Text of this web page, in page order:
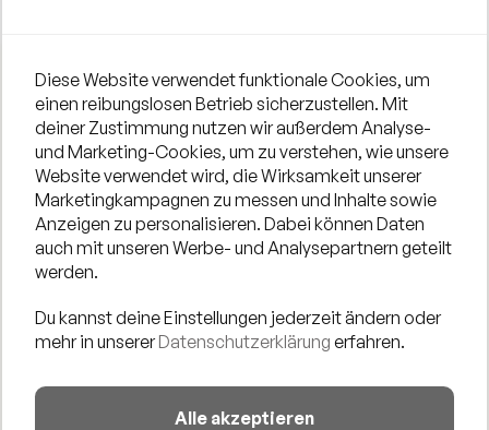
Der amerikanische Soul-SängerPEYTONhat mit seiner
powervollen Stimme die House-Music-Szene der
letzten Jahre entscheidend mitgeprägt. Seine Stimme
ist einzigartig. Smooth as silk (samt wie Seide) und
kraftvoll zugleich. Mehr Soul in einer Stimme geht
eigentlich nicht. Peyton hat seine musikalischen
Sohn eines pentekostalischen Predigers in der Kirche
Einfluss seine weltumspannende Karriere begann. Viele
seiner Songs sind echte Klassiker mit Hymnenstatus
Diese Website verwendet funktionale Cookies, um
einen reibungslosen Betrieb sicherzustellen. Mit
deiner Zustimmung nutzen wir außerdem Analyse-
und Marketing-Cookies, um zu verstehen, wie unsere
Website verwendet wird, die Wirksamkeit unserer
Marketingkampagnen zu messen und Inhalte sowie
Anzeigen zu personalisieren. Dabei können Daten
auch mit unseren Werbe- und Analysepartnern geteilt
werden.
Du kannst deine Einstellungen jederzeit ändern oder
mehr in unsererDatenschutzerklärung erfahren.
Alle akzeptieren